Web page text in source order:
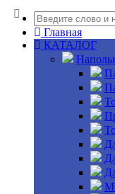
Главная
КАТАЛОГ